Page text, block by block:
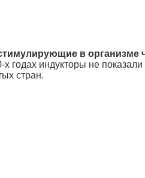
в организме
годах индукторы не
стран.